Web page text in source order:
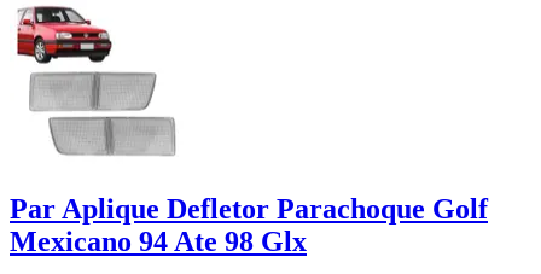
Par Aplique Defletor Parachoque Golf
Mexicano 94 Ate 98 Glx